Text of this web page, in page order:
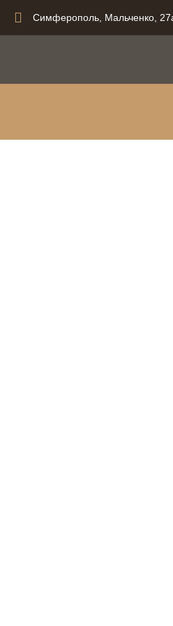
Симферополь, Мальченко,